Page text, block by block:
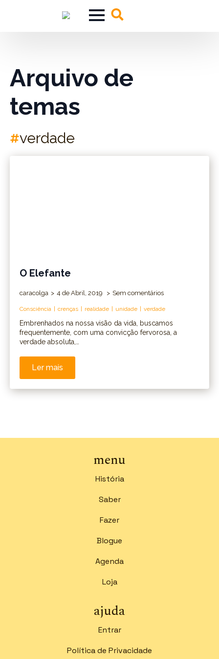
Arquivo de
temas
verdade
O Elefante
caracolga 4 de Abril, 2019 Sem comentários
Consciência crenças realidade unidade verdade
Embrenhados na nossa visão da vida, buscamos
frequentemente, com uma convicção fervorosa, a
verdade absoluta,…
Ler mais
menu
História
Saber
Fazer
Blogue
Agenda
Loja
ajuda
Entrar
Política de Privacidade